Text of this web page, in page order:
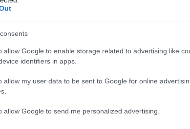
allow Google to enable storage related to advertising like
identifiers in apps.
allow my user data to be sent to Google for online
allow Google to send me personalized advertising.
solo il 7% degli intervistati afferma di avere
un dato che rimane invariato rispetto al 2024.
e la comprensione della tecnologia?
cruciali come la privacy, la tutela dei dati
sempre più terreno nel dibattito pubblico.
si senta fiducioso nell’affidarsi ai sistemi di
alla sicurezza informatica e alla
per scopi malevoli. Questa crescente